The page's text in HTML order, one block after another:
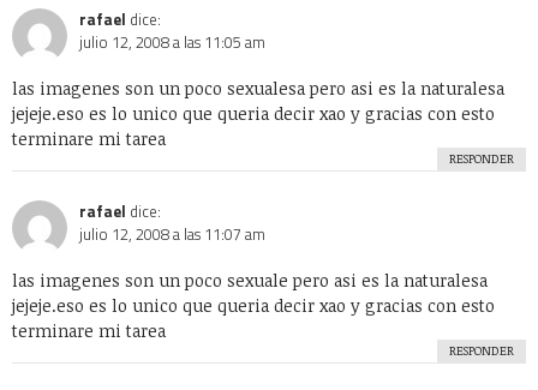
rafael dice:
julio 12, 2008 a las 11:05 am
las imagenes son un poco sexualesa pero asi es la naturalesa
jejeje.eso es lo unico que queria decir xao y gracias con esto
terminare mi tarea
RESPONDER
rafael dice:
julio 12, 2008 a las 11:07 am
las imagenes son un poco sexuale pero asi es la naturalesa
jejeje.eso es lo unico que queria decir xao y gracias con esto
terminare mi tarea
RESPONDER